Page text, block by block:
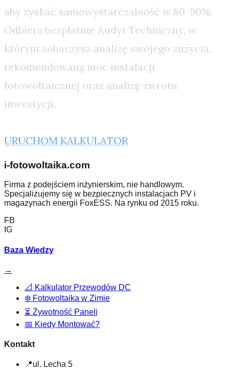
aby zyskać samowystarczalność w 80-90%.
Odbierz bezpłatnie Audyt Techniczny, w
którym zobaczysz analizę swojego zużycia,
rekomendowaną moc instalacji
fotowoltaicznej oraz analizę zwrotu
inwestycji.
URUCHOM KALKULATOR
i-fotowoltaika.com
Firma z podejściem inżynierskim, nie handlowym.
Specjalizujemy się w bezpiecznych instalacjach PV i
magazynach energii FoxESS. Na rynku od 2015 roku.
FB
IG
Baza Wiedzy
→
📐 Kalkulator Przewodów DC
❄️ Fotowoltaika w Zimie
⏳ Żywotność Paneli
📅 Kiedy Montować?
Kontakt
📍ul. Lecha 5